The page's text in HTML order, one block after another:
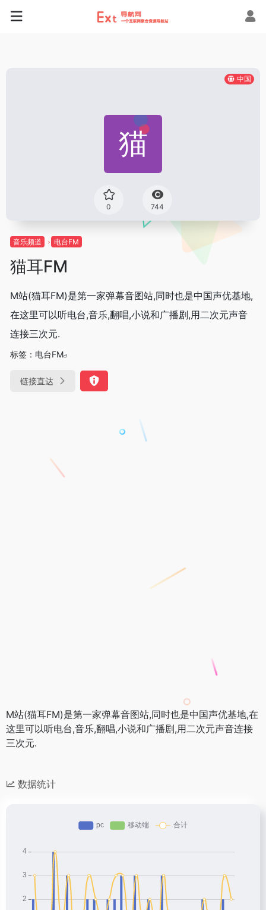
中国
0 744
音乐频道 电台FM
猫耳FM
M站(猫耳FM)是第一家弹幕音图站,同时也是中国声优基地,
在这里可以听电台,音乐,翻唱,小说和广播剧,用二次元声音
连接三次元.
标签： 电台FM
链接直达
M站(猫耳FM)是第一家弹幕音图站,同时也是中国声优基地,在
这里可以听电台,音乐,翻唱,小说和广播剧,用二次元声音连接
三次元.
数据统计